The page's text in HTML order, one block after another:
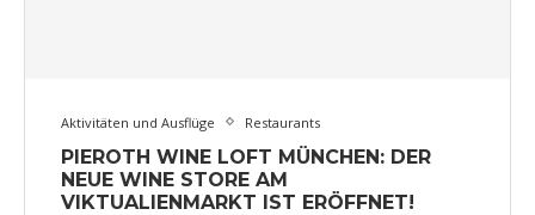
Aktivitäten und Ausflüge Restaurants
PIEROTH WINE LOFT MÜNCHEN: DER
NEUE WINE STORE AM
VIKTUALIENMARKT IST ERÖFFNET!